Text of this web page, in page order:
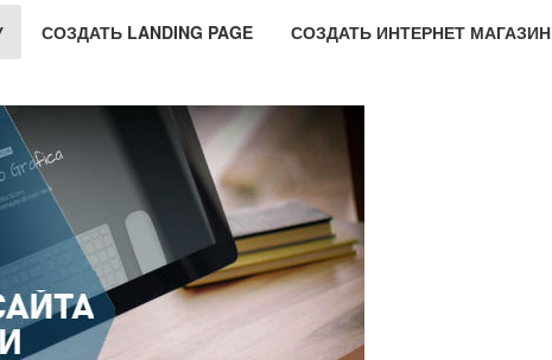
СОЗДАТЬ LANDING PAGE СОЗДАТЬ ИНТЕРНЕТ МАГАЗИН